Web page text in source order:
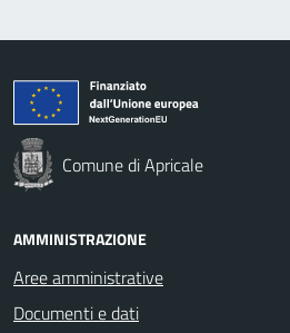
Comune di Apricale
AMMINISTRAZIONE
Aree amministrative
Documenti e dati